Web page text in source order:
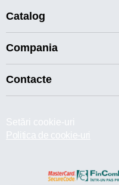
Catalog
Compania
Contacte
Setări cookie-uri
Politica de cookie-uri